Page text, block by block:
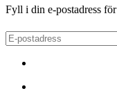
Fyll i din e-postadress